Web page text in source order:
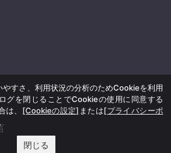
やすさ、利用状況の分析のためCookieを利用
グを閉じることでCookieの使用に同意する
は、 [Cookieの設定] または[プライバシーポ
閉じる